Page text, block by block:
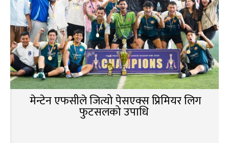
मेन्टेन एफसीले जित्यो पेसएक्स प्रिमियर लिग
फुटसलको उपाधि